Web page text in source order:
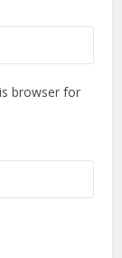
browser for